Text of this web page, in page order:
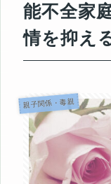
能不全家
情を抑え
親子関係・毒親